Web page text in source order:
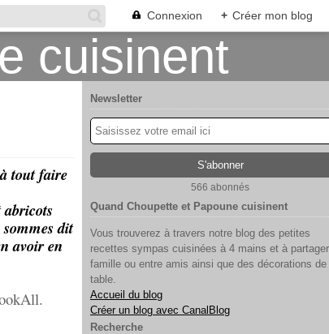
Connexion + Créer mon blog
tout faire
abricots
dit
avoir en
Newsletter
566 abonnés
Quand Choupette et Papoune cuisinent
Vous trouverez à travers notre blog des petites
recettes sympas cuisinées à 4 mains et à
famille ou entre amis ainsi que des décorations de
table.
Accueil du blog
Créer un blog avec CanalBlog
Recherche